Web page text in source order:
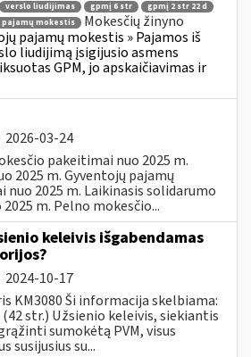
verslo liudijimas gpmį 6 str
gpmį 2 str 22 d
mokestis
Mokesčių žinyno
pajamų mokestis » Pajamos iš
liudijimą įsigijusio asmens
GPM, jo apskaičiavimas ir
2026-03-24
pakeitimai nuo 2025 m.
2025 m. Gyventojų pajamų
2025 m. Laikinasis solidarumo
m. Pelno mokesčio...
keleivis išgabendamas
2024-10-17
KM3080 Ši informacija skelbiama:
str.) Užsienio keleivis, siekiantis
sumokėtą PVM, visus
susijusius su...